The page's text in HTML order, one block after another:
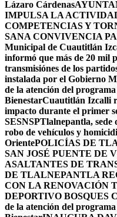
Lázaro Cárdenas
IMPULSA LA
COMPETENCIAS Y
SANA CONVIVENCIA
Municipal de Cuautitlán
informó que más de 20 mil
transmisiónes de los
instalada por el Gobierno
de la atención del
BienestarCuautitlán Izcalli
impacto durante el primer
SESNSPTlalnepantla, sede
robo de vehículos y
OrientePOLICÍAS DE
SAN JOSÉ PUENTE DE
ASALTANTES DE
DE TLALNEPANTLA
CON LA RENOVACIÓN
DEPORTIVO BOSQUES
de la atención del